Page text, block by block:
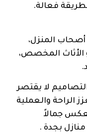
فعالة.
المنزل،
الأثاث المخصص،
لا يقتصر
الراحة والعملية
جمالاً
بجدة .